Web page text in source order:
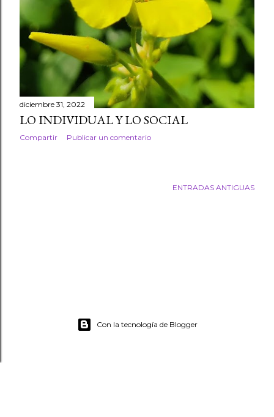
diciembre 31, 2022
LO INDIVIDUAL Y LO SOCIAL
Compartir Publicar un comentario
ENTRADAS ANTIGUAS
Con la tecnología de Blogger